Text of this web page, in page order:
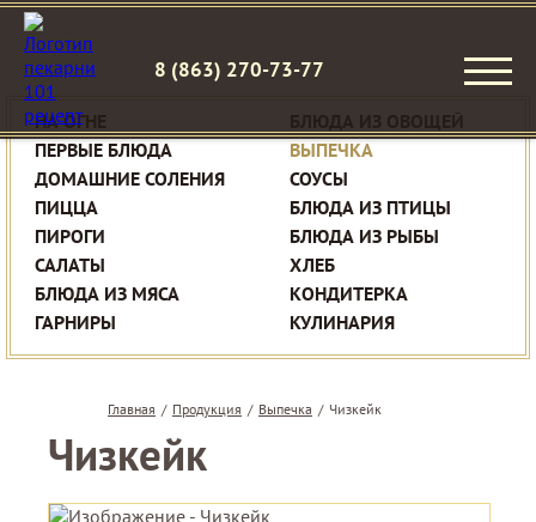
8 (863) 270-73-77
НА ОГНЕ
ПЕРВЫЕ БЛЮДА
ДОМАШНИЕ СОЛЕНИЯ
ПИЦЦА
ПИРОГИ
САЛАТЫ
БЛЮДА ИЗ МЯСА
ГАРНИРЫ
ВЫПЕЧКА
СОУСЫ
БЛЮДА ИЗ ПТИЦЫ
БЛЮДА ИЗ РЫБЫ
ХЛЕБ
КОНДИТЕРКА
КУЛИНАРИЯ
Главная / Продукция / Выпечка / Чизкейк
Чизкейк